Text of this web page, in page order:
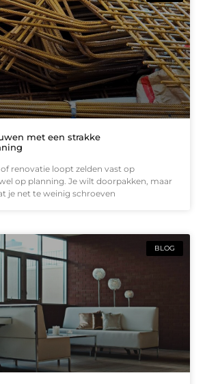
met een strakke
renovatie loopt zelden vast op
op planning. Je wilt doorpakken, maar
je net te weinig schroeven
BLOG